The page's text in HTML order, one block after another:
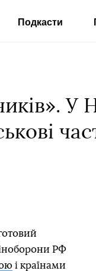
Подкасти
У
РФ
і країнами